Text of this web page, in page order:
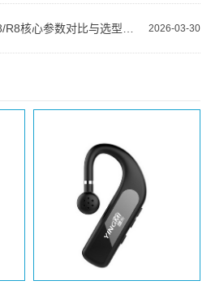
2026-03-30
无线讲解器哪款好？E8/K8/R8核心参数对比与选型指南